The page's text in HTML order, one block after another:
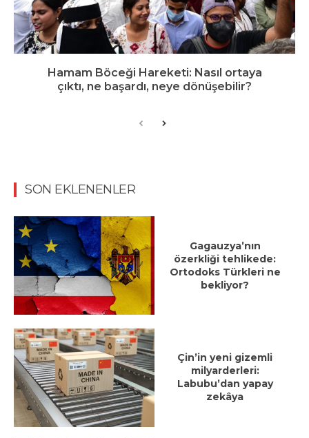
Hamam Böceği Hareketi: Nasıl ortaya
çıktı, ne başardı, neye dönüşebilir?
SON EKLENENLER
Gagauzya’nın
özerkliği tehlikede:
Ortodoks Türkleri ne
bekliyor?
Çin’in yeni gizemli
milyarderleri:
Labubu’dan yapay
zekâya